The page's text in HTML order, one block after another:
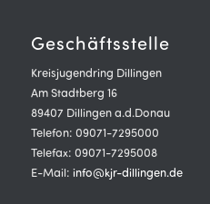
Geschäftsstelle
Kreisjugendring Dillingen
Am Stadtberg 16
89407 Dillingen a.d.Donau
Telefon: 09071-7295000
Telefax: 09071-7295008
E-Mail: info@kjr-dillingen.de